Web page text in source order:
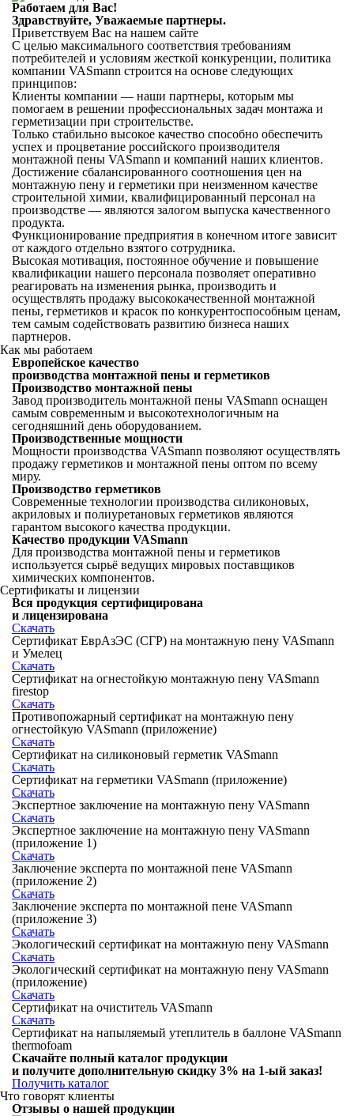
Работаем для Вас!
Здравствуйте, Уважаемые партнеры.
Приветствуем Вас на нашем сайте
С целью максимального соответствия требованиям
потребителей и условиям жесткой конкуренции, политика
компании VASmann строится на основе следующих
принципов:
Клиенты компании — наши партнеры, которым мы
помогаем в решении профессиональных задач монтажа и
герметизации при строительстве.
Только стабильно высокое качество способно обеспечить
успех и процветание российского производителя
монтажной пены VASmann и компаний наших клиентов.
Достижение сбалансированного соотношения цен на
монтажную пену и герметики при неизменном качестве
строительной химии, квалифицированный персонал на
производстве — являются залогом выпуска качественного
продукта.
Функционирование предприятия в конечном итоге зависит
от каждого отдельно взятого сотрудника.
Высокая мотивация, постоянное обучение и повышение
квалификации нашего персонала позволяет оперативно
реагировать на изменения рынка, производить и
осуществлять продажу высококачественной монтажной
пены, герметиков и красок по конкурентоспособным ценам,
тем самым содействовать развитию бизнеса наших
партнеров.
Как мы работаем
Европейское качество
производства монтажной пены и герметиков
Производство монтажной пены
Завод производитель монтажной пены VASmann оснащен
самым современным и высокотехнологичным на
сегодняшний день оборудованием.
Производственные мощности
Мощности производства VASmann позволяют осуществлять
продажу герметиков и монтажной пены оптом по всему
миру.
Производство герметиков
Современные технологии производства силиконовых,
акриловых и полиуретановых герметиков являются
гарантом высокого качества продукции.
Качество продукции VASmann
Для производства монтажной пены и герметиков
используется сырьё ведущих мировых поставщиков
химических компонентов.
Сертификаты и лицензии
Вся продукция сертифицирована
и лицензирована
Скачать
Сертификат ЕврАзЭС (СГР) на монтажную пену VASmann
и Умелец
Скачать
Сертификат на огнестойкую монтажную пену VASmann
firestop
Скачать
Противопожарный сертификат на монтажную пену
огнестойкую VASmann (приложение)
Скачать
Сертификат на силиконовый герметик VASmann
Скачать
Сертификат на герметики VASmann (приложение)
Скачать
Экспертное заключение на монтажную пену VASmann
Скачать
Экспертное заключение на монтажную пену VASmann
(приложение 1)
Скачать
Заключение эксперта по монтажной пене VASmann
(приложение 2)
Скачать
Заключение эксперта по монтажной пене VASmann
(приложение 3)
Скачать
Экологический сертификат на монтажную пену VASmann
Скачать
Экологический сертификат на монтажную пену VASmann
(приложение)
Скачать
Сертификат на очиститель VASmann
Скачать
Сертификат на напыляемый утеплитель в баллоне VASmann
thermofoam
Скачайте полный каталог продукции
и получите дополнительную скидку 3% на 1-ый заказ!
Получить каталог
Что говорят клиенты
Отзывы о нашей продукции